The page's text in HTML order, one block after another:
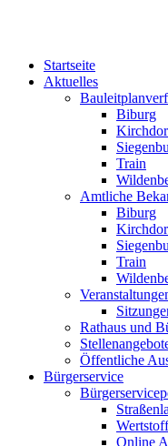
Startseite
Aktuelles
Biburg
Train
Amtliche
Biburg
Train
Rathaus und
Öffentliche
Bürgerservice
Online